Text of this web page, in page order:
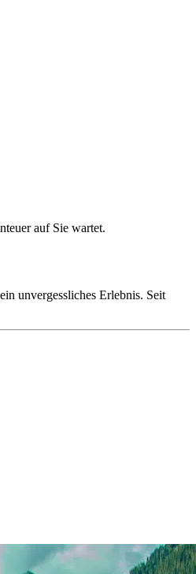
auf Sie wartet.
unvergessliches Erlebnis. Seit